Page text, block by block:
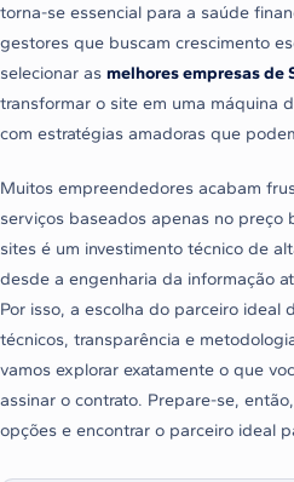
torna-se essencial para a saúde
gestores que buscam crescimento
selecionar as melhores empresas de
transformar o site em uma máquina
com estratégias amadoras que
Muitos empreendedores acabam
serviços baseados apenas no preço
sites é um investimento técnico de
desde a engenharia da informação
Por isso, a escolha do parceiro ideal
técnicos, transparência e
vamos explorar exatamente o que
assinar o contrato. Prepare-se,
opções e encontrar o parceiro ideal